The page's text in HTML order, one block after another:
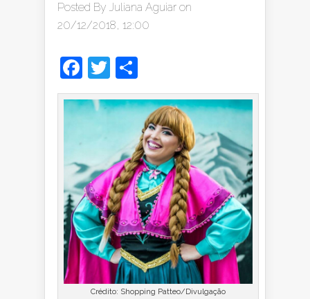
Posted By Juliana Aguiar on
20/12/2018, 12:00
Facebook
Twitter
Crédito: Shopping Patteo/Divulgação